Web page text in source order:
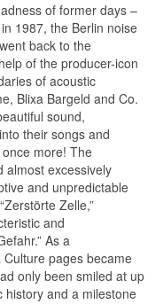
of former days –
1987, the Berlin noise
back to the
of the producer-icon
of acoustic
Blixa Bargeld and Co.
sound,
their songs and
more! The
almost excessively
and unpredictable
Zelle,”
and
As a
pages became
only been smiled at up
history and a milestone